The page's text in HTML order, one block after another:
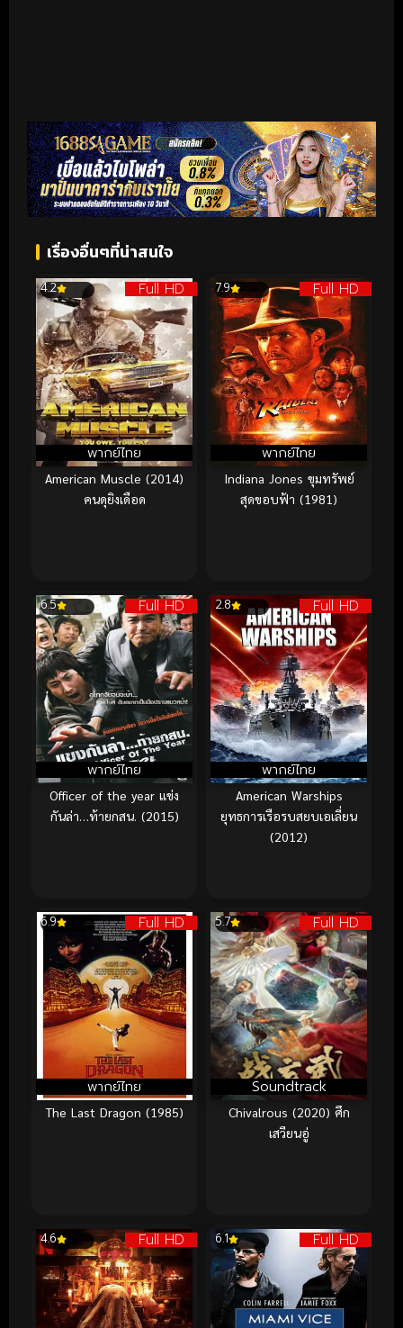
เรื่องอื่นๆที่น่าสนใจ
Full HD
พากย์ไทย
4.2
American Muscle (2014)
คนดุยิงเดือด
Full HD
พากย์ไทย
7.9
Indiana Jones ขุมทรัพย์
สุดขอบฟ้า (1981)
Full HD
พากย์ไทย
6.5
Officer of the year แข่ง
กันล่า…ท้ายกสน. (2015)
Full HD
พากย์ไทย
2.8
American Warships
ยุทธการเรือรบสยบเอเลี่ยน
(2012)
Full HD
พากย์ไทย
6.9
The Last Dragon (1985)
Full HD
Soundtrack
5.7
Chivalrous (2020) ศึก
เสวียนอู่
Full HD
4.6 Full HD
6.1